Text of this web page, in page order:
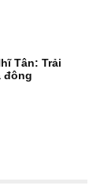
Tân: Trải
đông